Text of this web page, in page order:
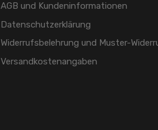
AGB und Kundeninformationen
Datenschutzerklärung
Widerrufsbelehrung und Muster-
Versandkostenangaben